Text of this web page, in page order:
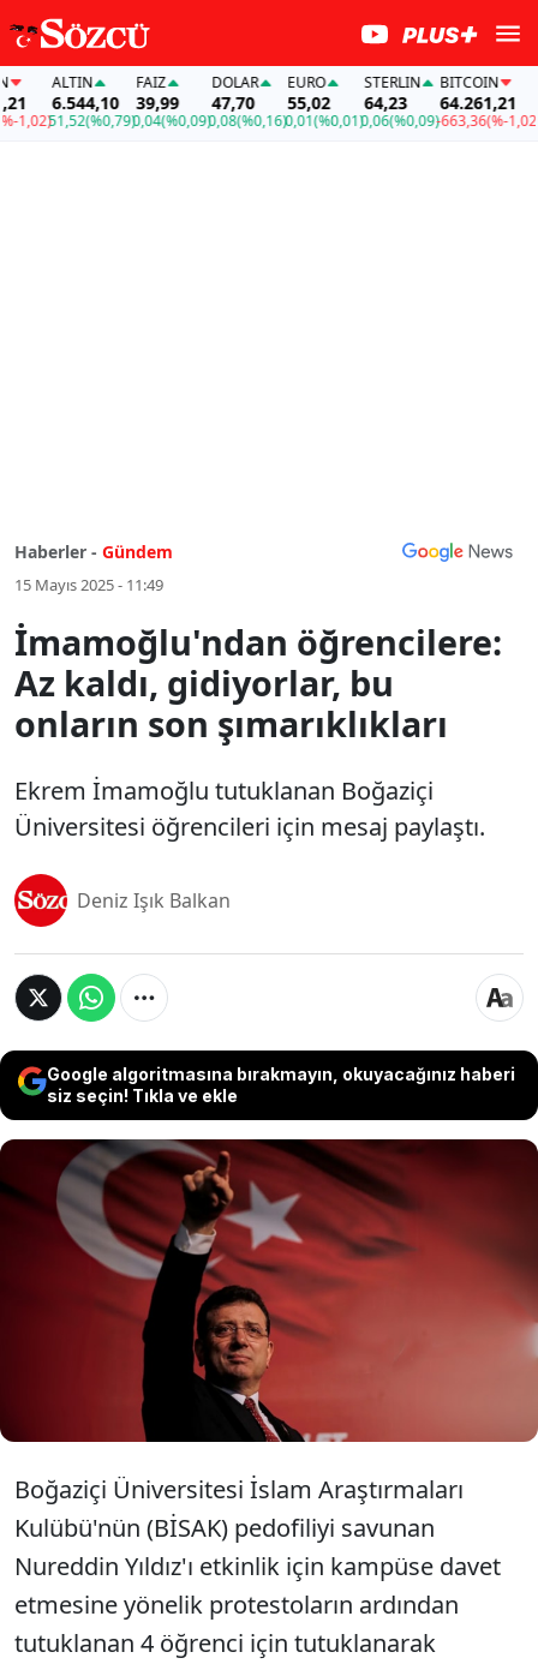
ALTIN
6.544,10
51,52(%0,79)
FAİZ
39,99
0,04(%0,09)
DOLAR
47,70
0,08(%0,16)
EURO
55,02
0,01(%0,01)
STERLIN
64,23
0,06(%0,09)
BITCOIN
64.261,21
-663,36(%-1,02)
Haberler - Gündem
15 Mayıs 2025 - 11:49
İmamoğlu'ndan öğrencilere:
Az kaldı, gidiyorlar, bu
onların son şımarıklıkları
Ekrem İmamoğlu tutuklanan Boğaziçi
Üniversitesi öğrencileri için mesaj paylaştı.
Deniz Işık Balkan
Google algoritmasına bırakmayın, okuyacağınız haberi
siz seçin! Tıkla ve ekle
Ekrem İmamoğlu tutuklanan
Boğaziçi Üniversitesi öğrencileri
için mesaj paylaştı.
Boğaziçi Üniversitesi İslam Araştırmaları
Kulübü'nün (BİSAK) pedofiliyi savunan
Nureddin Yıldız'ı etkinlik için kampüse davet
etmesine yönelik protestoların ardından
tutuklanan 4 öğrenci için tutuklanarak